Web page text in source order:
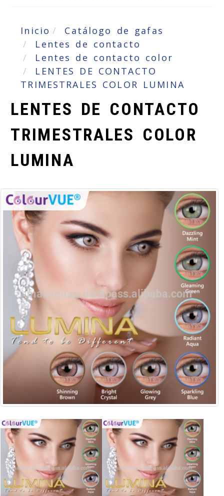
Inicio
Catálogo de gafas
Lentes de contacto
Lentes de contacto color
LENTES DE CONTACTO
TRIMESTRALES COLOR LUMINA
LENTES DE CONTACTO
TRIMESTRALES COLOR
LUMINA